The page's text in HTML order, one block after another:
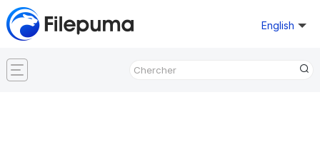
English